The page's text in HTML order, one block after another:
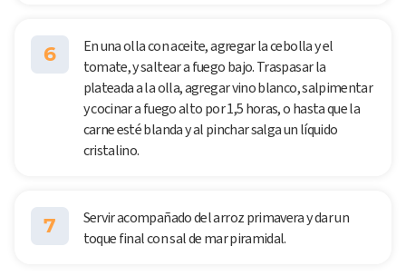
6
En una olla con aceite, agregar la cebolla y el
tomate, y saltear a fuego bajo. Traspasar la
plateada a la olla, agregar vino blanco, salpimentar
y cocinar a fuego alto por 1,5 horas, o hasta que la
carne esté blanda y al pinchar salga un líquido
cristalino.
7
Servir acompañado del arroz primavera y dar un
toque final con sal de mar piramidal.